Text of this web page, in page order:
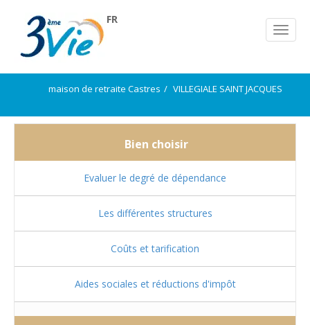
FR
maison de retraite Castres VILLEGIALE SAINT JACQUES
Bien choisir
Evaluer le degré de dépendance
Les différentes structures
Coûts et tarification
Aides sociales et réductions d'impôt